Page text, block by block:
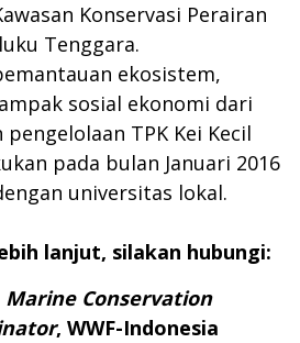
Konservasi Perairan
Tenggara.
ekosistem,
sosial ekonomi dari
TPK Kei Kecil
pada bulan Januari 2016
universitas lokal.
lanjut, silakan hubungi:
Marine Conservation
, WWF-Indonesia